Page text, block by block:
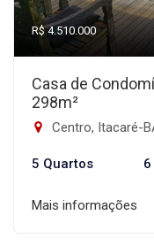
R$ 4.510.000
Casa de
298m²
Centro, Itacaré-
5 Quartos
Mais informações